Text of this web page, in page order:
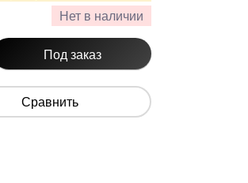
Нет в наличии
Под заказ
Сравнить